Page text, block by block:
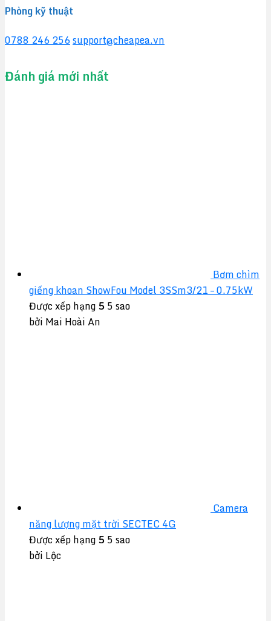
Phòng kỹ thuật
0788 246 256support@cheapea.vn
Đánh giá mới nhất
Bơm chìm
giếng khoan ShowFou Model 3SSm3/21 – 0.75kW
Được xếp hạng5 5 sao
bởi Mai Hoài An
Camera
năng lượng mặt trời SECTEC 4G
Được xếp hạng5 5 sao
bởi Lộc